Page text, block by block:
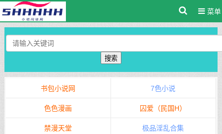
菜单
搜索
书包小说网 7色小说
色色漫画 囚爱（民国H）
禁漫天堂 极品淫乱合集